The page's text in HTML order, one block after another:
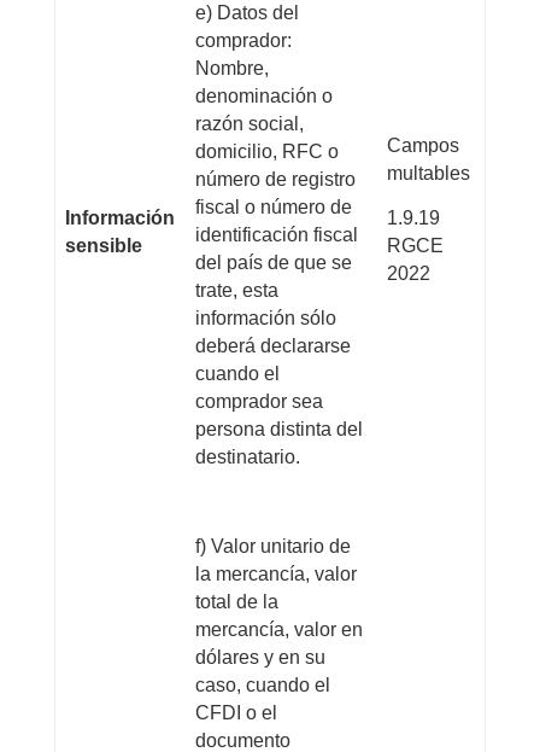
Información
sensible
e) Datos del
comprador:
Nombre,
denominación o
razón social,
domicilio, RFC o
número de registro
fiscal o número de
identificación fiscal
del país de que se
trate, esta
información sólo
deberá declararse
cuando el
comprador sea
persona distinta del
destinatario.
f) Valor unitario de
la mercancía, valor
total de la
mercancía, valor en
dólares y en su
caso, cuando el
CFDI o el
documento
Campos
multables
1.9.19
RGCE
2022